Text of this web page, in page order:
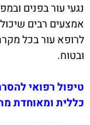
נגעי עור בפנים
אמצעים רבים
לרופא עור בכל
ובטוח.
טיפול רפואי
כללית ומאוחדת